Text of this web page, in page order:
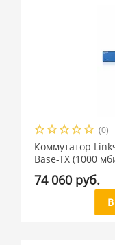
(0)
Коммутатор
Base-TX (1000
74 060 руб.